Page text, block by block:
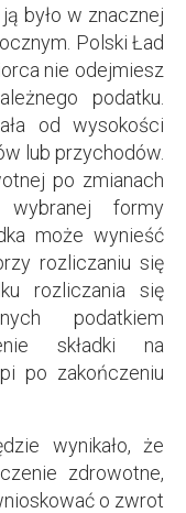
było w znacznej
Polski Ład
nie odejmiesz
podatku.
od wysokości
lub przychodów.
po zmianach
formy
może wynieść
rozliczaniu się
rozliczania się
podatkiem
składki na
po zakończeniu
wynikało, że
zdrowotne,
o zwrot